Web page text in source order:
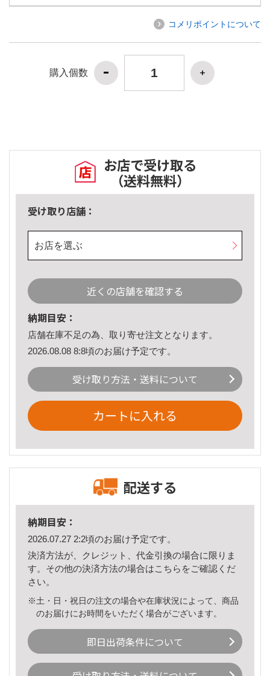
コメリポイントについて
購入個数
お店で受け取る
（送料無料）
受け取り店舗：
お店を選ぶ
近くの店舗を確認する
納期目安：
店舗在庫不足の為、取り寄せ注文となります。
2026.08.08 8:8頃のお届け予定です。
受け取り方法・送料について
カートに入れる
配送する
納期目安：
2026.07.27 2:2頃のお届け予定です。
決済方法が、クレジット、代金引換の場合に限りま
す。その他の決済方法の場合はこちら をご確認くだ
さい。
※土・日・祝日の注文の場合や在庫状況によって、商品
のお届けにお時間をいただく場合がございます。
即日出荷条件について